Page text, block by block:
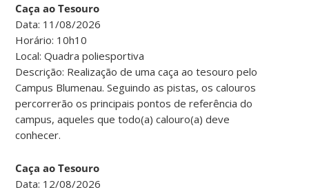
Caça ao Tesouro
Data: 11/08/2026
Horário: 10h10
Local: Quadra poliesportiva
Descrição: Realização de uma caça ao tesouro pelo
Campus Blumenau. Seguindo as pistas, os calouros
percorrerão os principais pontos de referência do
campus, aqueles que todo(a) calouro(a) deve
conhecer.
Caça ao Tesouro
Data: 12/08/2026